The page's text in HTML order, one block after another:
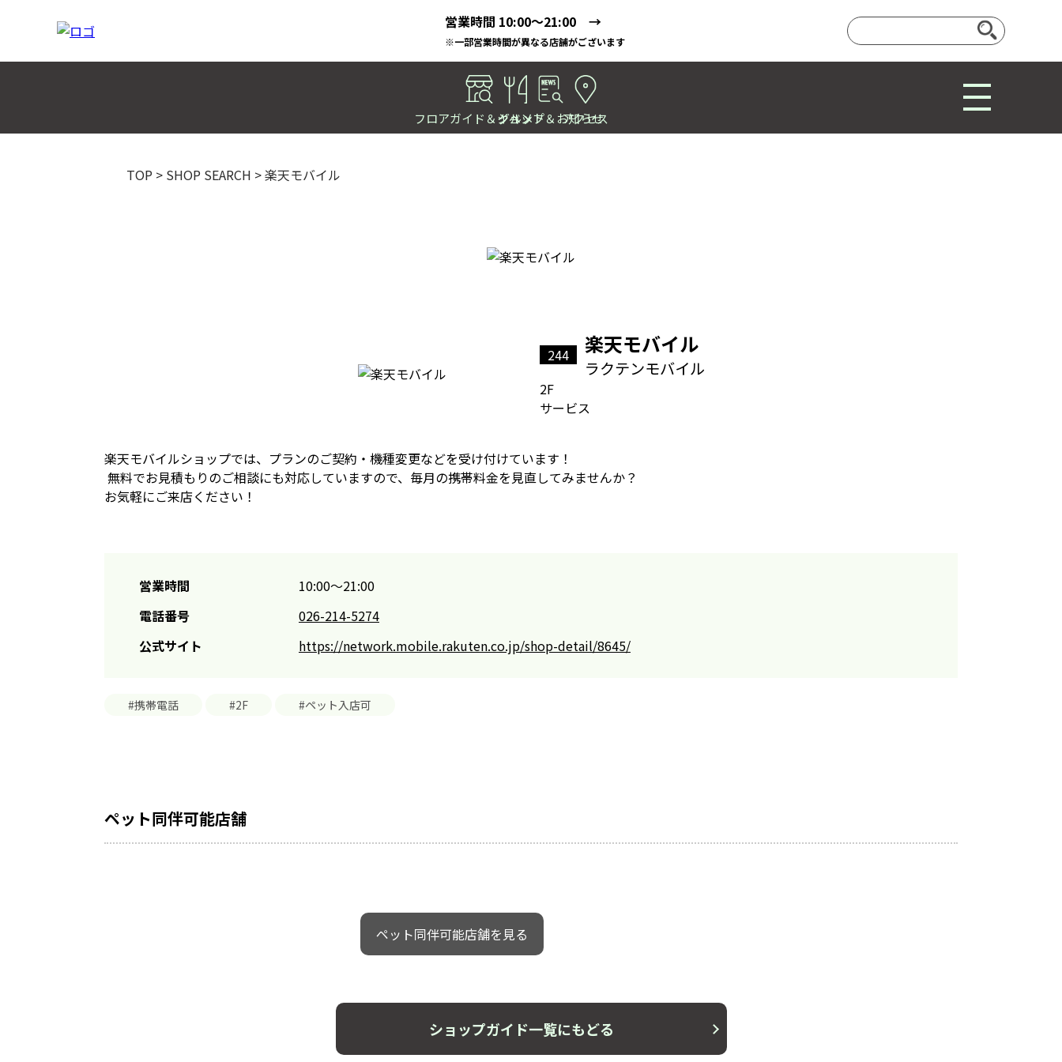
営業時間 10:00～21:00 →
※一部営業時間が異なる店舗がございます
フロアガイド＆ショップ
グルメ
イベント＆お知らせ
アクセス
TOP > SHOP SEARCH >楽天モバイル
244 楽天モバイル
ラクテンモバイル
2F
サービス
楽天モバイルショップでは、プランのご契約・機種変更などを受け付けています！
無料でお見積もりのご相談にも対応していますので、毎月の携帯料金を見直してみませんか？
お気軽にご来店ください！
営業時間
10:00～21:00
電話番号
026-214-5274
公式サイト
https://network.mobile.rakuten.co.jp/shop-detail/8645/
#携帯電話 #2F #ペット入店可
ペット同伴可能店舗
ペット同伴可能店舗を見る
ショップガイド一覧にもどる